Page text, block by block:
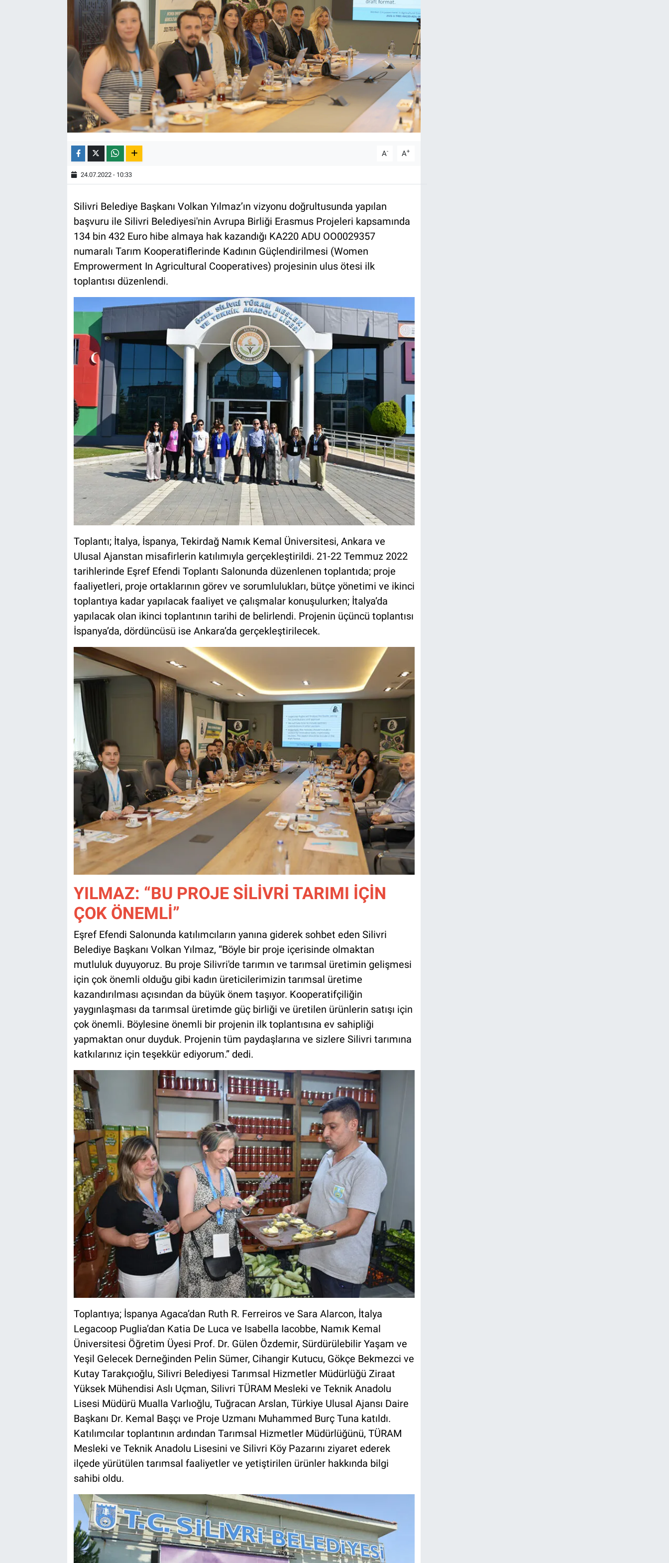
A- A+
24.07.2022 - 10:33
Silivri Belediye Başkanı Volkan Yılmaz’ın vizyonu doğrultusunda yapılan
başvuru ile Silivri Belediyesi'nin Avrupa Birliği Erasmus Projeleri kapsamında
134 bin 432 Euro hibe almaya hak kazandığı KA220 ADU OO0029357
numaralı Tarım Kooperatiflerinde Kadının Güçlendirilmesi (Women
Emprowerment In Agricultural Cooperatives) projesinin ulus ötesi ilk
toplantısı düzenlendi.
Toplantı; İtalya, İspanya, Tekirdağ Namık Kemal Üniversitesi, Ankara ve
Ulusal Ajanstan misafirlerin katılımıyla gerçekleştirildi. 21-22 Temmuz 2022
tarihlerinde Eşref Efendi Toplantı Salonunda düzenlenen toplantıda; proje
faaliyetleri, proje ortaklarının görev ve sorumlulukları, bütçe yönetimi ve ikinci
toplantıya kadar yapılacak faaliyet ve çalışmalar konuşulurken; İtalya’da
yapılacak olan ikinci toplantının tarihi de belirlendi. Projenin üçüncü toplantısı
İspanya’da, dördüncüsü ise Ankara’da gerçekleştirilecek.
YILMAZ: “BU PROJE SİLİVRİ TARIMI İÇİN
ÇOK ÖNEMLİ”
Eşref Efendi Salonunda katılımcıların yanına giderek sohbet eden Silivri
Belediye Başkanı Volkan Yılmaz, “Böyle bir proje içerisinde olmaktan
mutluluk duyuyoruz. Bu proje Silivri'de tarımın ve tarımsal üretimin gelişmesi
için çok önemli olduğu gibi kadın üreticilerimizin tarımsal üretime
kazandırılması açısından da büyük önem taşıyor. Kooperatifçiliğin
yaygınlaşması da tarımsal üretimde güç birliği ve üretilen ürünlerin satışı için
çok önemli. Böylesine önemli bir projenin ilk toplantısına ev sahipliği
yapmaktan onur duyduk. Projenin tüm paydaşlarına ve sizlere Silivri tarımına
katkılarınız için teşekkür ediyorum.” dedi.
Toplantıya; İspanya Agaca’dan Ruth R. Ferreiros ve Sara Alarcon, İtalya
Legacoop Puglia’dan Katia De Luca ve Isabella Iacobbe, Namık Kemal
Üniversitesi Öğretim Üyesi Prof. Dr. Gülen Özdemir, Sürdürülebilir Yaşam ve
Yeşil Gelecek Derneğinden Pelin Sümer, Cihangir Kutucu, Gökçe Bekmezci ve
Kutay Tarakçıoğlu, Silivri Belediyesi Tarımsal Hizmetler Müdürlüğü Ziraat
Yüksek Mühendisi Aslı Uçman, Silivri TÜRAM Mesleki ve Teknik Anadolu
Lisesi Müdürü Mualla Varlıoğlu, Tuğracan Arslan, Türkiye Ulusal Ajansı Daire
Başkanı Dr. Kemal Başçı ve Proje Uzmanı Muhammed Burç Tuna katıldı.
Katılımcılar toplantının ardından Tarımsal Hizmetler Müdürlüğünü, TÜRAM
Mesleki ve Teknik Anadolu Lisesini ve Silivri Köy Pazarını ziyaret ederek
ilçede yürütülen tarımsal faaliyetler ve yetiştirilen ürünler hakkında bilgi
sahibi oldu.